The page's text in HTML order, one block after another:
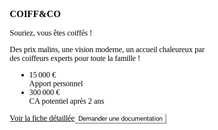
COIFF&CO
Souriez, vous êtes coiffés !
Des prix malins, une vision moderne, un accueil chaleureux par
des coiffeurs experts pour toute la famille !
15 000 €
Apport personnel
300 000 €
CA potentiel après 2 ans
Voir la fiche détaillée Demander une documentation